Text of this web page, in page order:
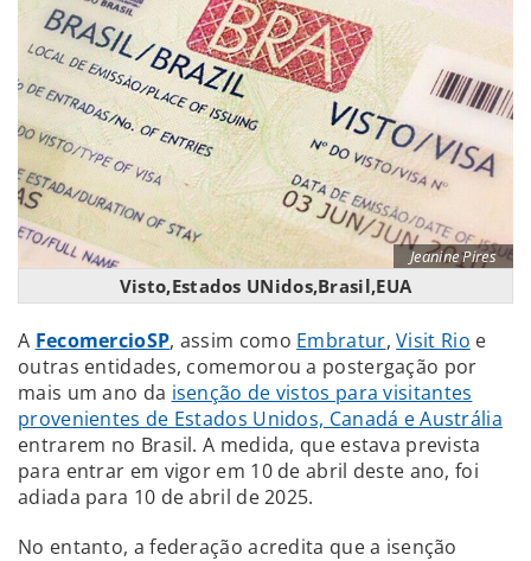
Jeanine Pires
Visto,Estados UNidos,Brasil,EUA
A FecomercioSP, assim como Embratur,Visit Rio e
outras entidades, comemorou a postergação por
mais um ano da isenção de vistos para visitantes
provenientes de Estados Unidos, Canadá e Austrália
entrarem no Brasil. A medida, que estava prevista
para entrar em vigor em 10 de abril deste ano, foi
adiada para 10 de abril de 2025.
No entanto, a federação acredita que a isenção